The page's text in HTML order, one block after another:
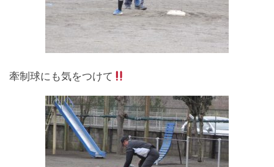
牽制球にも気をつけて